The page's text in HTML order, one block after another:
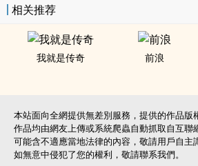
相关推荐
我就是传奇
前浪
本站面向全網提供無差別服務，提供的作品版
作品均由網友上傳或系統爬蟲自動抓取自互聯
可能含不適應當地法律的內容，敬請用戶自主
如無意中侵犯了您的權利，敬請聯系我們。